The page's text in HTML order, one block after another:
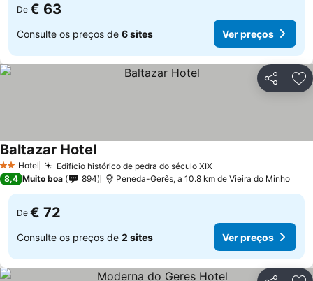
De € 63
Consulte os preços de 6 sites Ver preços
Partilhar
2 Estrelas
Hotel Edifício histórico de pedra do século XIXVer preços
Baltazar HotelVer preços
8,4 Muito boa 894 Peneda-Gerês, a 10.8 km de Vieira do Minho
De € 72
Consulte os preços de 2 sites Ver preços